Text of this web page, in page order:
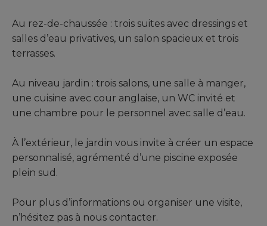
Au rez-de-chaussée : trois suites avec dressings et
salles d’eau privatives, un salon spacieux et trois
terrasses.
Au niveau jardin : trois salons, une salle à manger,
une cuisine avec cour anglaise, un WC invité et
une chambre pour le personnel avec salle d’eau.
À l’extérieur, le jardin vous invite à créer un espace
personnalisé, agrémenté d’une piscine exposée
plein sud.
Pour plus d’informations ou organiser une visite,
n’hésitez pas à nous contacter.